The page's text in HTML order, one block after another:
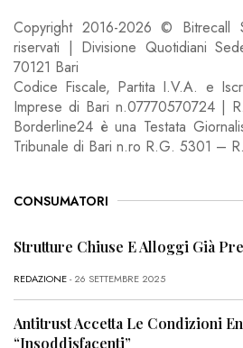
Copyright 2016-2026 © Bitrecall
riservati | Divisione Quotidiani
70121 Bari
Codice Fiscale, Partita I.V.A. e
Imprese di Bari n.07770570724 |
Borderline24 è una Testata
Tribunale di Bari n.ro R.G. 5301 –
CONSUMATORI
Strutture Chiuse E Alloggi Già
REDAZIONE- 26 SETTEMBRE 2025
Antitrust Accetta Le Condizioni
“Insoddisfacenti”